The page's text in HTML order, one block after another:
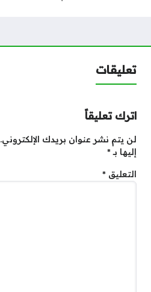
تعليقات
اترك تعليقاً
لن يتم نشر عنوان بريدك الإلكتروني.
إليها بـ*
التعليق *